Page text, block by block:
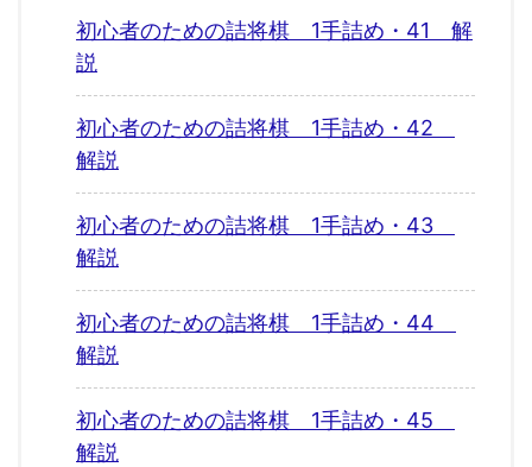
初心者のための詰将棋 1手詰め・41 解
説
初心者のための詰将棋 1手詰め・42
解説
初心者のための詰将棋 1手詰め・43
解説
初心者のための詰将棋 1手詰め・44
解説
初心者のための詰将棋 1手詰め・45
解説